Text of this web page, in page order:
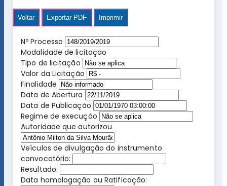
Voltar Exportar PDF Imprimir
Nº Processo
Modalidade de licitação
Tipo de licitação
Valor da Licitação
Finalidade
Data de Abertura
Data de Publicação
Regime de execução
Autoridade que autorizou
Veículos de divulgação do instrumento
convocatório:
Resultado:
Data homologação ou Ratificação: